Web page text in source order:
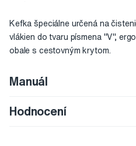
Kefka špeciálne určená na
vlákien do tvaru písmena "V",
obale s cestovným krytom.
Manuál
Hodnocení